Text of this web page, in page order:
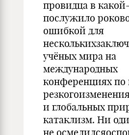
провидца в
послужило
ошибкой для
учёных мира на
международных
конференциях по
и глобальных
катаклизм. Ни
не